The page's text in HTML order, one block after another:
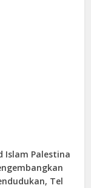
Islam Palestina
Tel